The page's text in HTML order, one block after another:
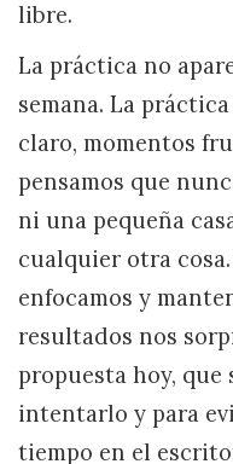
libre.
La práctica no
semana. La
claro, momentos
pensamos que
ni una pequeña
cualquier otra
enfocamos y
resultados nos
propuesta hoy, que
intentarlo y para
tiempo en el